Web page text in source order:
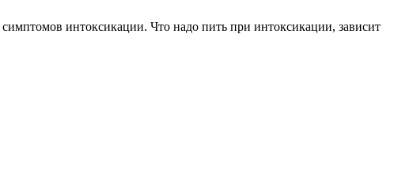
интоксикации. Что надо пить при интоксикации, зависит